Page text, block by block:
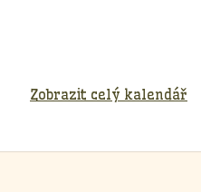
Zobrazit celý kalendář